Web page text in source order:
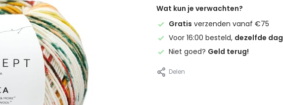
Wat kun je verwachten?
Gratis verzenden vanaf €75
Voor 16:00 besteld, dezelfde dag
Niet goed? Geld terug!
Delen